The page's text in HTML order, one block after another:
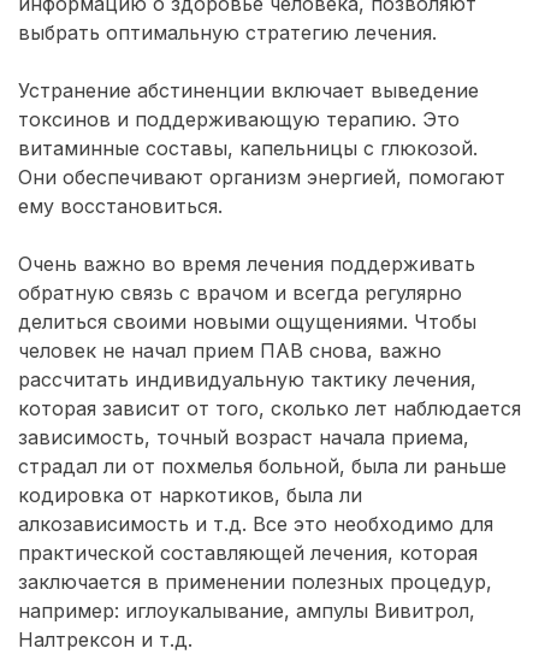
выбрать оптимальную стратегию лечения.
Устранение абстиненции включает выведение
токсинов и поддерживающую терапию. Это
витаминные составы, капельницы с глюкозой.
Они обеспечивают организм энергией, помогают
ему восстановиться.
Очень важно во время лечения поддерживать
обратную связь с врачом и всегда регулярно
делиться своими новыми ощущениями. Чтобы
человек не начал прием ПАВ снова, важно
рассчитать индивидуальную тактику лечения,
которая зависит от того, сколько лет наблюдается
зависимость, точный возраст начала приема,
страдал ли от похмелья больной, была ли раньше
кодировка от наркотиков, была ли
алкозависимость и т.д. Все это необходимо для
практической составляющей лечения, которая
заключается в применении полезных процедур,
например: иглоукалывание, ампулы Вивитрол,
Налтрексон и т.д.